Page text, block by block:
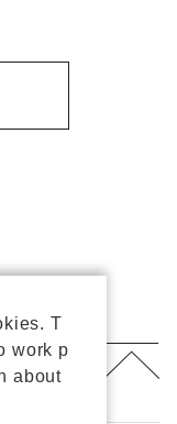
T
work p
about